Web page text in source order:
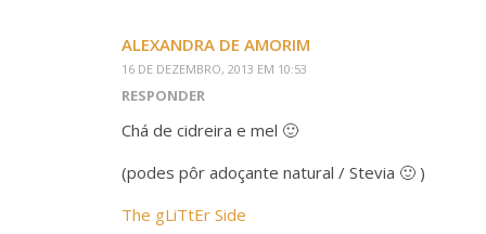
ALEXANDRA DE AMORIM
16 DE DEZEMBRO, 2013 EM 10:53
RESPONDER
Chá de cidreira e mel 🙂
(podes pôr adoçante natural / Stevia 🙂 )
The gLiTtEr Side